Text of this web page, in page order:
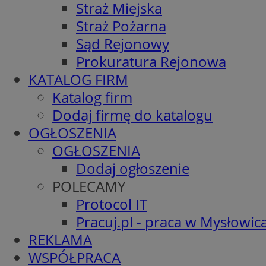
Straż Miejska
Straż Pożarna
Sąd Rejonowy
Prokuratura Rejonowa
KATALOG FIRM
Katalog firm
Dodaj firmę do katalogu
OGŁOSZENIA
OGŁOSZENIA
Dodaj ogłoszenie
POLECAMY
Protocol IT
Pracuj.pl - praca w
REKLAMA
WSPÓŁPRACA